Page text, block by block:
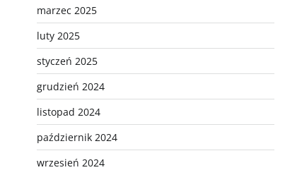
marzec 2025
luty 2025
styczeń 2025
grudzień 2024
listopad 2024
październik 2024
wrzesień 2024